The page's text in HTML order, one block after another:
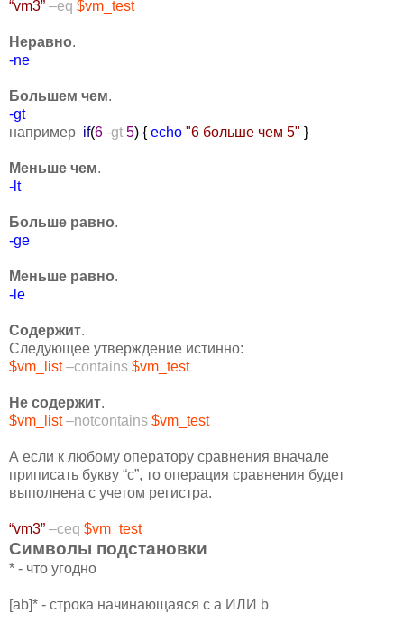
“vm3” –eq $vm_test
Неравно.
-ne
Большем чем.
-gt
например if(6 -gt 5) { echo "6 больше чем 5" }
Меньше чем.
-lt
Больше равно.
-ge
Меньше равно.
-le
Содержит.
Следующее утверждение истинно:
$vm_list –contains $vm_test
Не содержит.
$vm_list –notcontains $vm_test
А если к любому оператору сравнения вначале
приписать букву “c”, то операция сравнения будет
выполнена с учетом регистра.
“vm3” –сeq $vm_test
Символы подстановки
* - что угодно
[ab]* - строка начинающаяся с a ИЛИ b